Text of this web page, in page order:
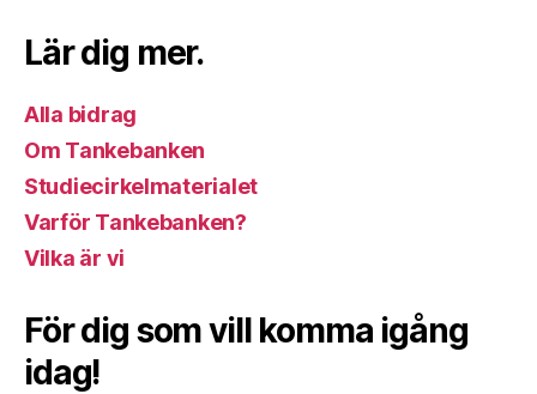
Lär dig mer.
Alla bidrag
Om Tankebanken
Studiecirkelmaterialet
Varför Tankebanken?
Vilka är vi
För dig som vill komma igång
idag!